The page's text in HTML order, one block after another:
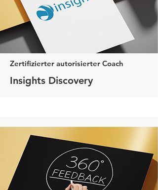
Zertifizierter autorisierter Coach
Insights Discovery